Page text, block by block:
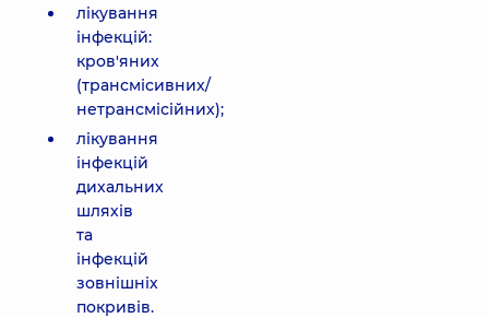
лікування
інфекцій:
кров'яних
(трансмісивних/
нетрансмісійних);
лікування
інфекцій
дихальних
шляхів
та
інфекцій
зовнішніх
покривів.